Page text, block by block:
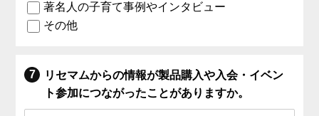
著名人の子育て事例やインタビュー
その他
リセマムからの情報が製品購入や入会・イベン
ト参加につながったことがありますか。